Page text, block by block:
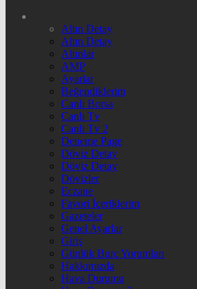
Altın Detay
Altın Detay
Altınlar
AMP
Ayarlar
Beğendiklerim
Canlı Borsa
Canlı Tv
Canlı Tv 2
Deneme Page
Döviz Detay
Döviz Detay
Dövizler
Eczane
Favori İçeriklerim
Gazeteler
Genel Ayarlar
Giriş
Günlük Burç Yorumları
Hakkımızda
Hava Durumu